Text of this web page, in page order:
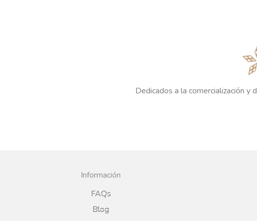
Dedicados a la comercialización y
Información
FAQs
Blog